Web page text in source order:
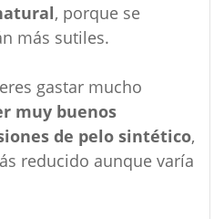
, porque se
más sutiles.
gastar mucho
muy buenos
de pelo sintético,
reducido aunque varía